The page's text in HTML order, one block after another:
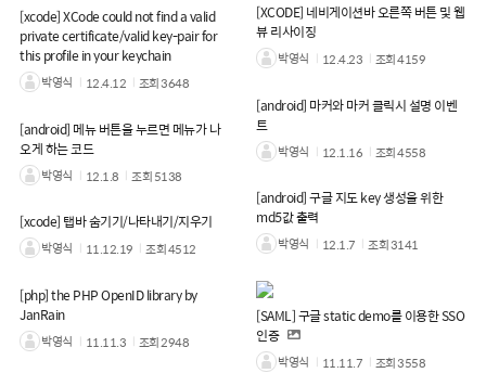
[XCODE] 네비게이션바 오른쪽 버튼 및 웹
뷰 리사이징
박영식 12.4.23 조회4159
[xcode] XCode could not find a valid
private certificate/valid key-pair for
this profile in your keychain
박영식 12.4.12 조회3648
[android] 마커와 마커 클릭시 설명 이벤
트
박영식 12.1.16 조회4558
[android] 메뉴 버튼을 누르면 메뉴가 나
오게 하는 코드
박영식 12.1.8 조회5138
[android] 구글 지도 key 생성을 위한
md5값 출력
박영식 12.1.7 조회3141
[xcode] 탭바 숨기기/나타내기/지우기
박영식 11.12.19 조회4512
[SAML] 구글 static demo를 이용한 SSO
인증
박영식 11.11.7 조회3558
[php] the PHP OpenID library by
JanRain
박영식 11.11.3 조회2948